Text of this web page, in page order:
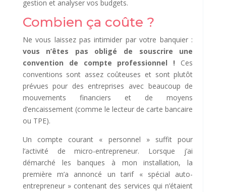
gestion et analyser vos budgets.
Combien ça coûte ?
Ne vous laissez pas intimider par votre banquier :
vous n’êtes pas obligé de souscrire une
convention de compte professionnel ! Ces
conventions sont assez coûteuses et sont plutôt
prévues pour des entreprises avec beaucoup de
mouvements financiers et de moyens
d’encaissement (comme le lecteur de carte bancaire
ou TPE).
Un compte courant « personnel » suffit pour
l’activité de micro-entrepreneur. Lorsque j’ai
démarché les banques à mon installation, la
première m’a annoncé un tarif « spécial auto-
entrepreneur » contenant des services qui n’étaient